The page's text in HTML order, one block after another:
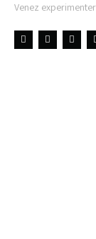
Venez